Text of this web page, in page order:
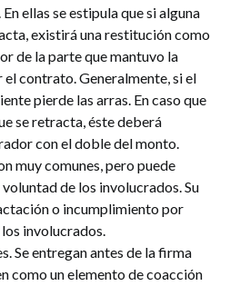
ellas se estipula que si alguna
existirá una restitución como
de la parte que mantuvo la
contrato. Generalmente, si el
pierde las arras. En caso que
se retracta, éste deberá
con el doble del monto.
muy comunes, pero puede
voluntad de los involucrados. Su
o incumplimiento por
involucrados.
Se entregan antes de la firma
como un elemento de coacción